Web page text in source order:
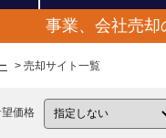
事業、会社売却
> 売却サイト一覧
価格